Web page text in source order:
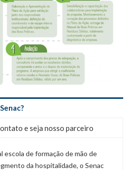
e seja nosso parceiro
escola de formação de mão de
da hospitalidade, o Senac